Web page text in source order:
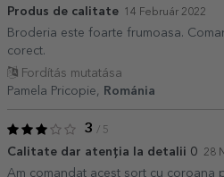
Produs de calitate 14 Február 2022
Broderia este foarte frumoasa.
corect.
Fordítás mutatása
Pamela Pricopie,
Románia
3 / 5
Calitate dar atenția la detalii 0 28
Am comandat acest sort cu coroana